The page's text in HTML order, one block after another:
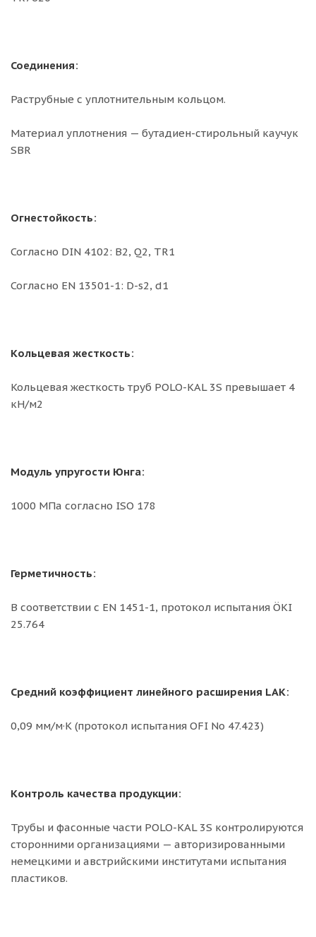
Соединения:
Раструбные с уплотнительным кольцом.
Материал уплотнения — бутадиен-стирольный каучук
SBR
Огнестойкость:
Согласно DIN 4102: B2, Q2, TR1
Согласно EN 13501-1: D-s2, d1
Кольцевая жесткость:
Кольцевая жесткость труб POLO-KAL 3S превышает 4
кН/м2
Модуль упругости Юнга:
1000 MПа согласно ISO 178
Герметичность:
В соответствии с EN 1451-1, протокол испытания ÖKI
25.764
Средний коэффициент линейного расширения LAK:
0,09 мм/м·K (протокол испытания OFI No 47.423)
Контроль качества продукции:
Трубы и фасонные части POLO-KAL 3S контролируются
сторонними организациями — авторизированными
немецкими и австрийскими институтами испытания
пластиков.